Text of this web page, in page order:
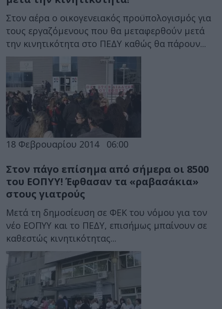
Στον αέρα ο οικογενειακός προϋπολογισμός για
τους εργαζόμενους που θα μεταφερθούν μετά
την κινητικότητα στο ΠΕΔΥ καθώς θα πάρουν...
18 Φεβρουαρίου 2014 06:00
Στον πάγο επίσημα από σήμερα οι 8500
του ΕΟΠΥΥ! Έφθασαν τα «ραβασάκια»
στους γιατρούς
Μετά τη δημοσίευση σε ΦΕΚ του νόμου για τον
νέο ΕΟΠΥΥ και το ΠΕΔΥ, επισήμως μπαίνουν σε
καθεστώς κινητικότητας...